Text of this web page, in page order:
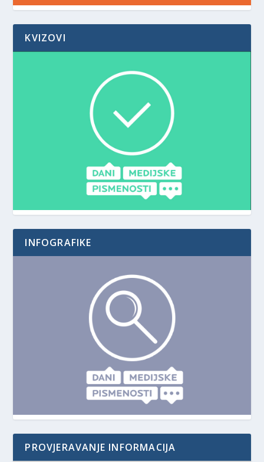
KVIZOVI
INFOGRAFIKE
PROVJERAVANJE INFORMACIJA